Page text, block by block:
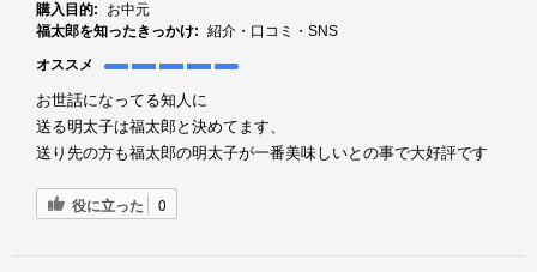
購入目的:
お中元
福太郎を知ったきっかけ: 紹介・口コミ・SNS
オススメ
お世話になってる知人に
送る明太子は福太郎と決めてます、
送り先の方も福太郎の明太子が一番美味しいとの事で大好評です
役に立った 0